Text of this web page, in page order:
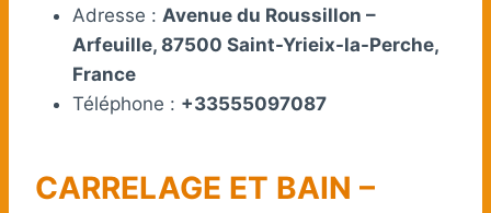
Adresse : Avenue du Roussillon –
Arfeuille, 87500 Saint-Yrieix-la-Perche,
France
Téléphone : +33555097087
CARRELAGE ET BAIN –